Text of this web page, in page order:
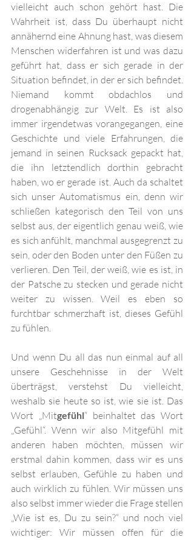
vielleicht auch schon gehört hast. Die
Wahrheit ist, dass Du überhaupt nicht
annähernd eine Ahnung hast, was diesem
Menschen widerfahren ist und was dazu
geführt hat, dass er sich gerade in der
Situation befindet, in der er sich befindet.
Niemand kommt obdachlos und
drogenabhängig zur Welt. Es ist also
immer irgendetwas vorangegangen, eine
Geschichte und viele Erfahrungen, die
jemand in seinen Rucksack gepackt hat,
die ihn letztendlich dorthin gebracht
haben, wo er gerade ist. Auch da schaltet
sich unser Automatismus ein, denn wir
schließen kategorisch den Teil von uns
selbst aus, der eigentlich genau weiß, wie
es sich anfühlt, manchmal ausgegrenzt zu
sein, oder den Boden unter den Füßen zu
verlieren. Den Teil, der weiß, wie es ist, in
der Patsche zu stecken und gerade nicht
weiter zu wissen. Weil es eben so
furchtbar schmerzhaft ist, dieses Gefühl
zu fühlen.
Und wenn Du all das nun einmal auf all
unsere Geschehnisse in der Welt
überträgst, verstehst Du vielleicht,
weshalb sie heute so ist, wie sie ist. Das
Wort „Mitgefühl“ beinhaltet das Wort
„Gefühl“. Wenn wir also Mitgefühl mit
anderen haben möchten, müssen wir
erstmal dahin kommen, dass wir es uns
selbst erlauben, Gefühle zu haben und
auch wirklich zu fühlen. Wir müssen uns
also selbst immer wieder die Frage stellen
„Wie ist es, Du zu sein?“ und noch viel
wichtiger: Wir müssen offen für die